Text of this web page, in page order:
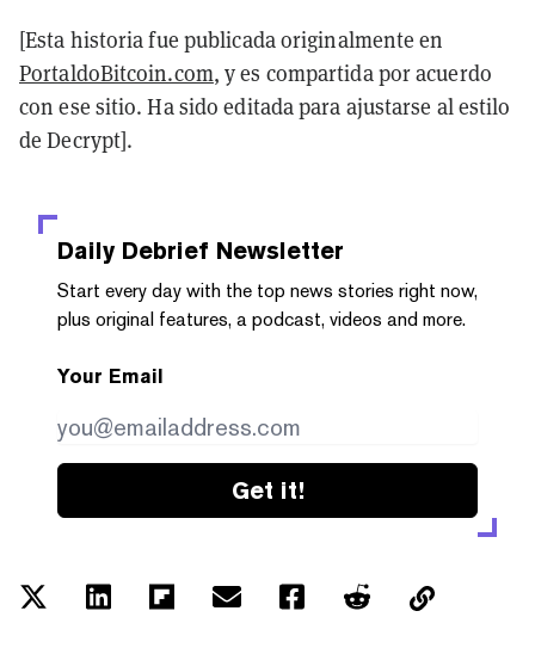
[Esta historia fue publicada originalmente en
PortaldoBitcoin.com, y es compartida por acuerdo
con ese sitio. Ha sido editada para ajustarse al estilo
de Decrypt].
Daily Debrief Newsletter
Start every day with the top news stories right now,
plus original features, a podcast, videos and more.
Your Email
Get it!